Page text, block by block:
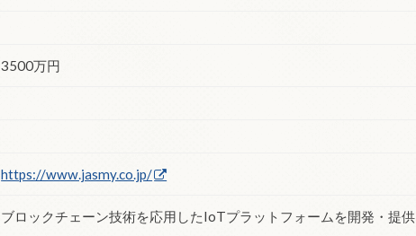
3500万円
https://www.jasmy.co.jp/
ブロックチェーン技術を応用したIoTプラットフォームを開発・提供